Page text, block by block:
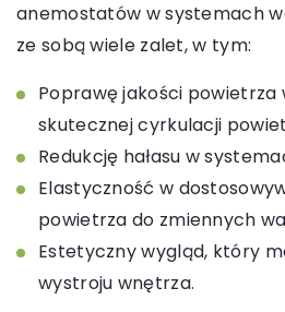
anemostatów w systemach
ze sobą wiele zalet, w tym:
Poprawę jakości powietrza
skutecznej cyrkulacji
Redukcję hałasu w
Elastyczność w
powietrza do zmiennych
Estetyczny wygląd, który
wystroju wnętrza.